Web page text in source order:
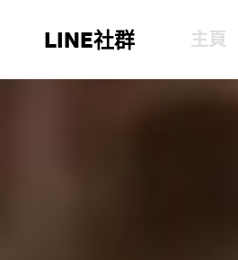
LINE社群 主頁